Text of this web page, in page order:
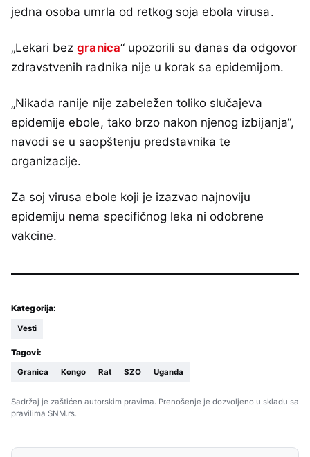
jedna osoba umrla od retkog soja ebola virusa.
„Lekari bezgranica“ upozorili su danas da odgovor
zdravstvenih radnika nije u korak sa epidemijom.
„Nikada ranije nije zabeležen toliko slučajeva
epidemije ebole, tako brzo nakon njenog izbijanja“,
navodi se u saopštenju predstavnika te
organizacije.
Za soj virusa ebole koji je izazvao najnoviju
epidemiju nema specifičnog leka ni odobrene
vakcine.
Kategorija:
Vesti
Tagovi:
Granica Kongo Rat SZO Uganda
Sadržaj je zaštićen autorskim pravima. Prenošenje je dozvoljeno u skladu sa
pravilima SNM.rs.